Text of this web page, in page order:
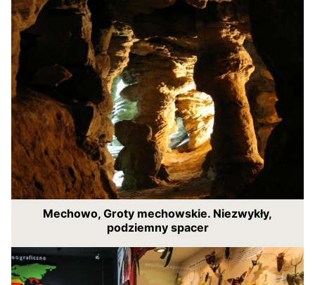
Mechowo, Groty mechowskie. Niezwykły,
podziemny spacer